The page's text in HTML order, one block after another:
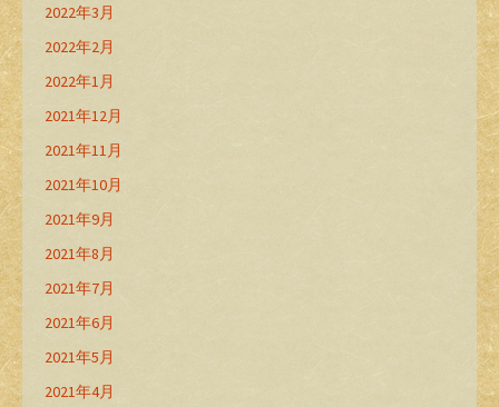
2022年3月
2022年2月
2022年1月
2021年12月
2021年11月
2021年10月
2021年9月
2021年8月
2021年7月
2021年6月
2021年5月
2021年4月